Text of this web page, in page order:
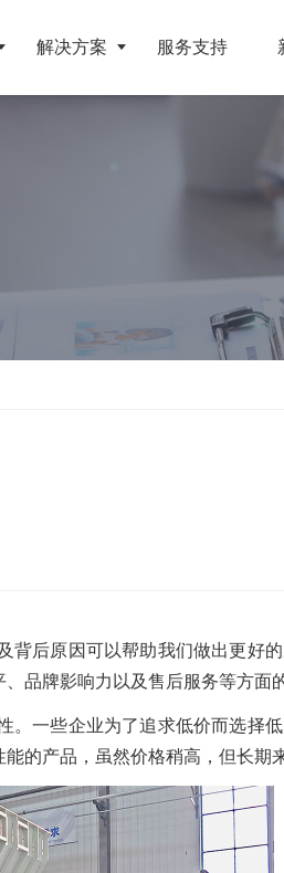
碎机
挤压成型设
生物质颗粒机
液压打包机
解决方案
江苏地区年产10万吨废纺替代
北京某再生资源分拣中心项目
江西大件垃圾资源化处置项目
浙江工业固废RDF燃料生产线
服务支持
后原因可以帮助我们做出更好
品牌影响力以及售后服务等方面
一些企业为了追求低价而选择
的产品，虽然价格稍高，但长期